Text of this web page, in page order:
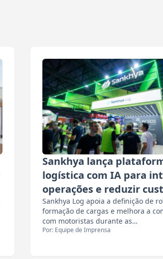
Sankhya lança
logística com IA para
operações e reduzir
Sankhya Log apoia a definição de
formação de cargas e melhora a
com motoristas durante as…
Por: Equipe de Imprensa